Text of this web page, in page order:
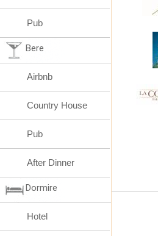
Pub
Bere
Airbnb
Country House
Pub
After Dinner
Dormire
Hotel